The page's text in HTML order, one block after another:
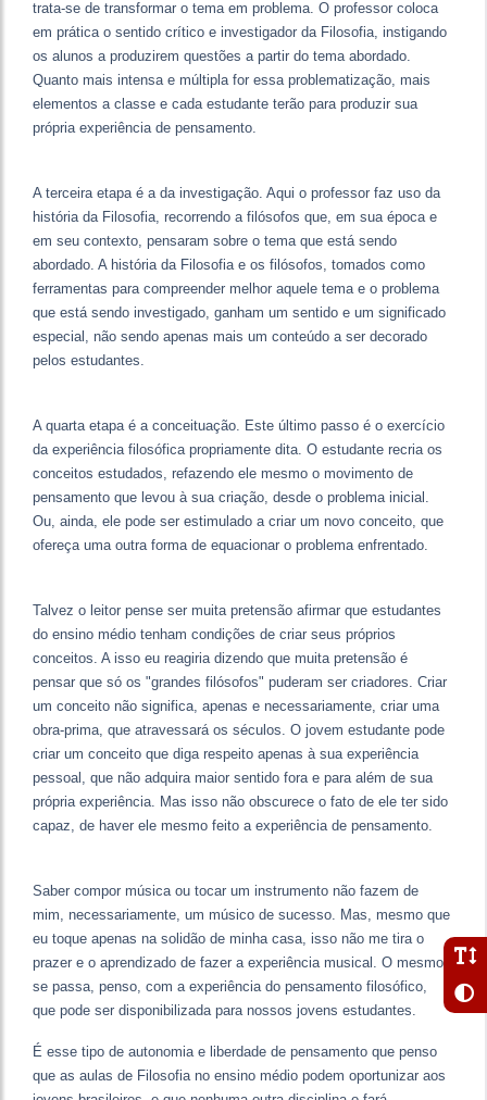
trata-se de transformar o tema em problema. O professor coloca
em prática o sentido crítico e investigador da Filosofia, instigando
os alunos a produzirem questões a partir do tema abordado.
Quanto mais intensa e múltipla for essa problematização, mais
elementos a classe e cada estudante terão para produzir sua
própria experiência de pensamento.
A terceira etapa é a da investigação. Aqui o professor faz uso da
história da Filosofia, recorrendo a filósofos que, em sua época e
em seu contexto, pensaram sobre o tema que está sendo
abordado. A história da Filosofia e os filósofos, tomados como
ferramentas para compreender melhor aquele tema e o problema
que está sendo investigado, ganham um sentido e um significado
especial, não sendo apenas mais um conteúdo a ser decorado
pelos estudantes.
A quarta etapa é a conceituação. Este último passo é o exercício
da experiência filosófica propriamente dita. O estudante recria os
conceitos estudados, refazendo ele mesmo o movimento de
pensamento que levou à sua criação, desde o problema inicial.
Ou, ainda, ele pode ser estimulado a criar um novo conceito, que
ofereça uma outra forma de equacionar o problema enfrentado.
Talvez o leitor pense ser muita pretensão afirmar que estudantes
do ensino médio tenham condições de criar seus próprios
conceitos. A isso eu reagiria dizendo que muita pretensão é
pensar que só os "grandes filósofos" puderam ser criadores. Criar
um conceito não significa, apenas e necessariamente, criar uma
obra-prima, que atravessará os séculos. O jovem estudante pode
criar um conceito que diga respeito apenas à sua experiência
pessoal, que não adquira maior sentido fora e para além de sua
própria experiência. Mas isso não obscurece o fato de ele ter sido
capaz, de haver ele mesmo feito a experiência de pensamento.
Saber compor música ou tocar um instrumento não fazem de
mim, necessariamente, um músico de sucesso. Mas, mesmo que
eu toque apenas na solidão de minha casa, isso não me tira o
prazer e o aprendizado de fazer a experiência musical. O mesmo
se passa, penso, com a experiência do pensamento filosófico,
que pode ser disponibilizada para nossos jovens estudantes.
É esse tipo de autonomia e liberdade de pensamento que penso
que as aulas de Filosofia no ensino médio podem oportunizar aos